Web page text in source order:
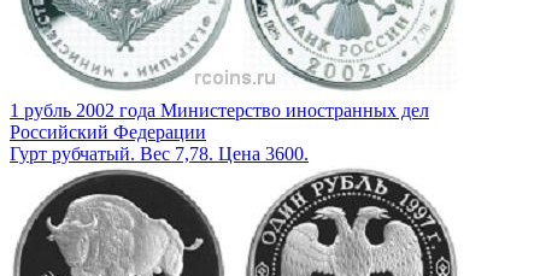
1 рубль 2002 года Министерство иностранных дел
Российский Федерации
Гурт рубчатый. Вес 7,78. Цена 3600.